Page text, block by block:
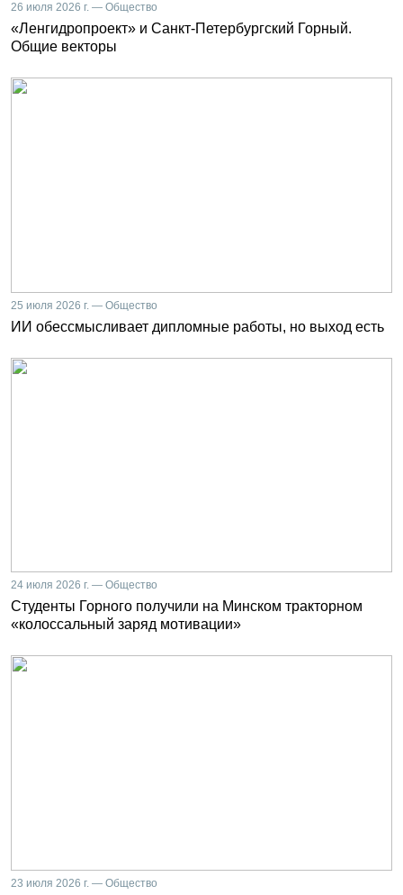
26 июля 2026 г. — Общество
«Ленгидропроект» и Санкт-Петербургский Горный.
Общие векторы
25 июля 2026 г. — Общество
ИИ обессмысливает дипломные работы, но выход есть
24 июля 2026 г. — Общество
Студенты Горного получили на Минском тракторном
«колоссальный заряд мотивации»
23 июля 2026 г. — Общество